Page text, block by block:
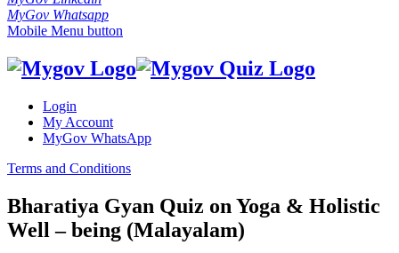
MyGov Whatsapp
Mobile Menu button
Login
My Account
MyGov WhatsApp
Terms and Conditions
Bharatiya Gyan Quiz on Yoga & Holistic
Well – being (Malayalam)